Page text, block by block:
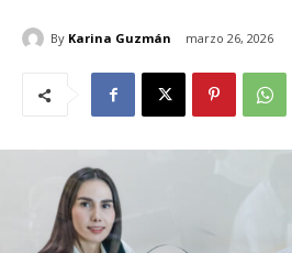
By Karina Guzmán marzo 26, 2026